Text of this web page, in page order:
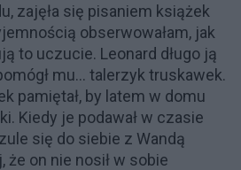
zajęła się pisaniem książek
obserwowałam, jak
to uczucie. Leonard długo ją
mu... talerzyk truskawek.
pamiętał, by latem w domu
Kiedy je podawał w czasie
się do siebie z Wandą
że on nie nosił w sobie